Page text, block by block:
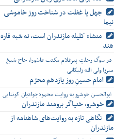
جهل یا غفلت در شناخت روز خاموشی
نیما
منشاء کلیله مازندران است، نه شبه قاره
هند
در سوگ رحلتِ پیرغلام مکتب عاشورا، حاج شیخ
میرزا ولی الله زلیکانی
امام حسینِ روز یازدهم محرّم
ابوالحسن خوشرو به روایت محمودجوادیان کوتنایی
خوشرو، خنياگر برومند مازندران
نگاهی تازه به روایت‌های شاهنامه از
مازندران